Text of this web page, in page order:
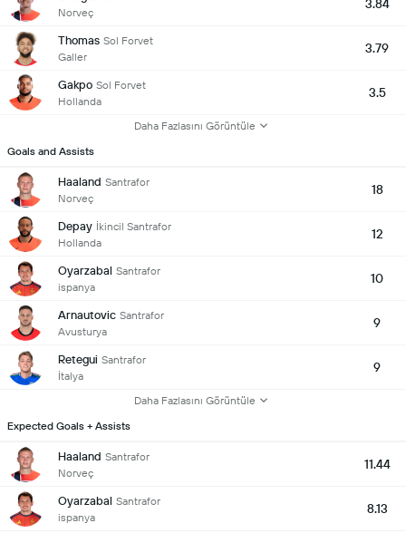
Norveç
3.84
Thomas Sol Forvet
Galler
3.79
Gakpo Sol Forvet
Hollanda
3.5
Daha Fazlasını Görüntüle
Goals and Assists
Haaland Santrafor
Norveç
18
Depay İkincil Santrafor
Hollanda
12
Oyarzabal Santrafor
ispanya
10
Arnautovic Santrafor
Avusturya
9
Retegui Santrafor
İtalya
9
Daha Fazlasını Görüntüle
Expected Goals + Assists
Haaland Santrafor
Norveç
11.44
Oyarzabal Santrafor
ispanya
8.13